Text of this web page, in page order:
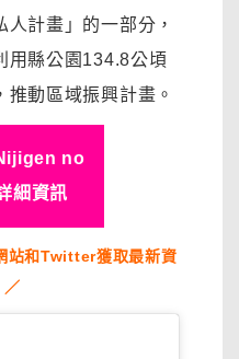
計畫」的一部分，
用縣公園134.8公頃
動區域振興計畫。
no
細資訊
站和Twitter獲取最新資
／